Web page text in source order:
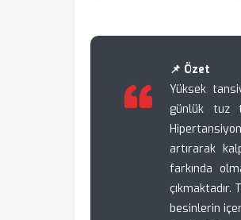
📌 Özet
Yüksek
günlük tuz
artırarak
farkında
besinlerin